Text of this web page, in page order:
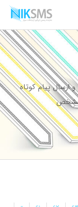
ارسال پیام کوتاه
مشخص